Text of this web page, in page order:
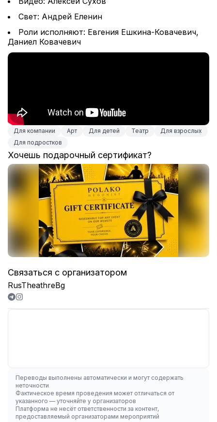
Свет: Андрей Еленин
Роли исполняют: Евгения Ешкина-Ковачевич,
Даниел Ковачевич
Для компании Арт Для детей Театр
Для взрослых
Для подростков
Хочешь подарочный сертификат?
Связаться с организатором
RusTheathreBg
Переводы выполнены автоматически и могут содержать
неточности
Фактическое время проведения может отличаться от
указанного — уточняйте у организаторов
Платформа не несёт ответственности за контент,
предоставляемый организаторами мероприятий